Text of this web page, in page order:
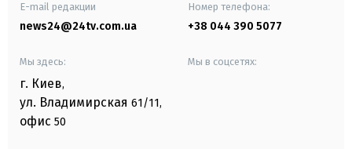
E-mail редакции
news24@24tv.com.ua
Номер телефона:
+38 044 390 5077
Мы здесь:
г. Киев,
ул. Владимирская 61/11,
офис 50
Мы в соцсетях: